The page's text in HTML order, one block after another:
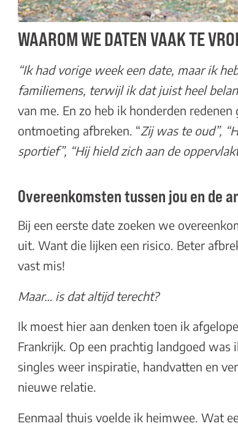
WAAROM WE DATEN VAAK TE
“Ik had vorige week een date, maar ik
familiemens, terwijl ik dat juist heel
van me. En zo heb ik honderden
ontmoeting afbreken. “Zij was te oud”,
sportief”, “Hij hield zich aan de
Overeenkomsten tussen jou en de
Bij een eerste date zoeken we
uit. Want die lijken een risico. Beter
vast mis!
Maar… is dat altijd terecht?
Ik moest hier aan denken toen ik
Frankrijk. Op een prachtig landgoed was
singles weer inspiratie, handvatten en
nieuwe relatie.
Eenmaal thuis voelde ik heimwee. Wat